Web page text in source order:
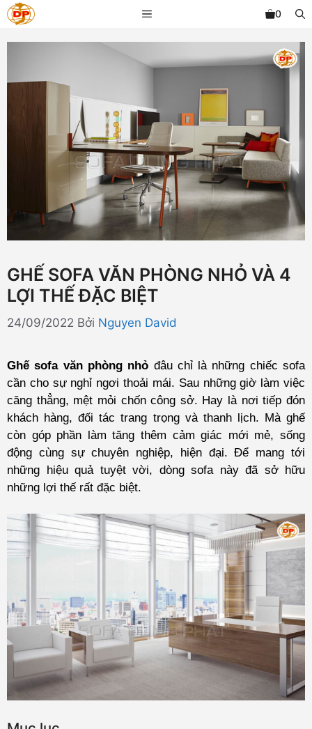
Chuyển
đến
nội
MENU 0
GHẾ SOFA VĂN PHÒNG NHỎ VÀ 4
LỢI THẾ ĐẶC BIỆT
24/09/2022 Bởi Nguyen David
Ghế sofa văn phòng nhỏ đâu chỉ là những chiếc sofa
cần cho sự nghỉ ngơi thoải mái. Sau những giờ làm việc
căng thẳng, mệt mỏi chốn công sở. Hay là nơi tiếp đón
khách hàng, đối tác trang trọng và thanh lịch. Mà ghế
còn góp phần làm tăng thêm cảm giác mới mẻ, sống
động cùng sự chuyên nghiệp, hiện đại. Để mang tới
những hiệu quả tuyệt vời, dòng sofa này đã sở hữu
những lợi thế rất đặc biệt.